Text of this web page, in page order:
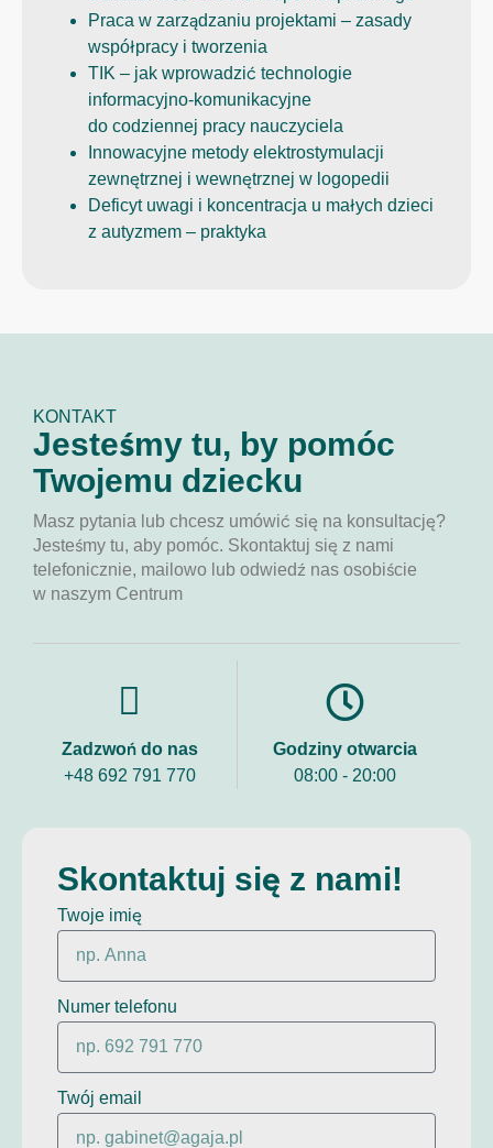
Praca w zarządzaniu projektami – zasady
współpracy i tworzenia
TIK – jak wprowadzić technologie
informacyjno-komunikacyjne
do codziennej pracy nauczyciela
Innowacyjne metody elektrostymulacji
zewnętrznej i wewnętrznej w logopedii
Deficyt uwagi i koncentracja u małych dzieci
z autyzmem – praktyka
Skontaktuj się z nami!
Twoje imię
Numer telefonu
Twój email
KONTAKT
Jesteśmy tu, by pomóc
Twojemu dziecku
Masz pytania lub chcesz umówić się na konsultację?
Jesteśmy tu, aby pomóc. Skontaktuj się z nami
telefonicznie, mailowo lub odwiedź nas osobiście
w naszym Centrum
Zadzwoń do nas
+48 692 791 770
Godziny otwarcia
08:00 - 20:00